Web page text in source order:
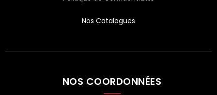
Nos Catalogues
NOS COORDONNÉES